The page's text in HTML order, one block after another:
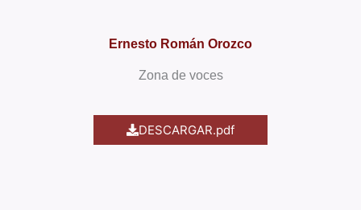
Ernesto Román Orozco
Zona de voces
DESCARGAR.pdf